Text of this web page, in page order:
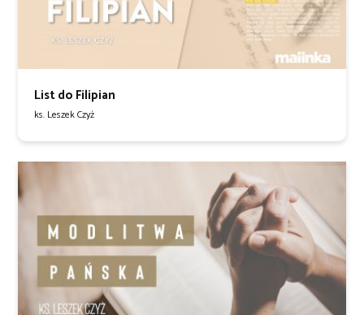
List do Filipian
ks. Leszek Czyż